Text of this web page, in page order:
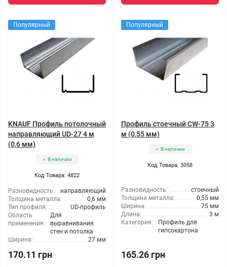
Популярный
KNAUF Профиль потолочный
направляющий UD-27 4 м
(0,6 мм)
В наличии
Код Товара: 4822
Разновидность:
направляющий
Толщина металла:
0,6 мм
Тип профиля:
UD-профиль
Область
применения:
Для
выравнивания
стен и потолка
Ширина:
27 мм
170.11 грн
Популярный
Профиль стоечный CW-75 3
м (0,55 мм)
В наличии
Код Товара: 3058
Разновидность:
стоечный
Толщина металла:
0,55 мм
Ширина:
75 мм
Длина:
3 м
Категория:
Профиль для
гипсокартона
165.26 грн